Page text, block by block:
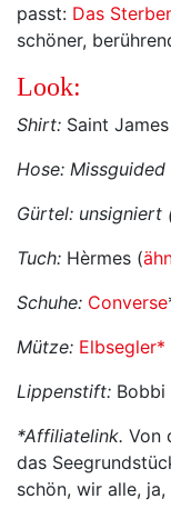
passt: Das
schöner,
Look:
Shirt: Saint
Hose: Missguided
Gürtel: unsigniert
Tuch: Hèrmes (
Schuhe: Converse
Mütze: Elbsegler*
Lippenstift: Bobbi
*Affiliatelink. Von
das
schön, wir alle, ja,